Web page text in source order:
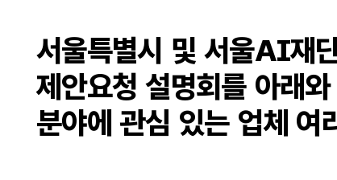
서울특별시 및 서울AI재
제안요청 설명회를 아래
분야에 관심 있는 업체 여